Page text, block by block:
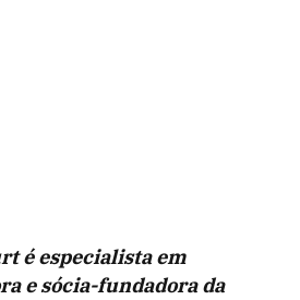
é especialista em
e sócia-fundadora da